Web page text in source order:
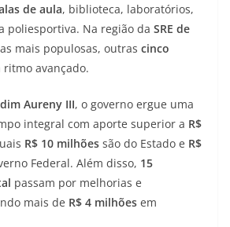
de aula, biblioteca, laboratórios,
poliesportiva. Na região da SRE de
mais populosas, outras cinco
ritmo avançado.
Aureny III, o governo ergue uma
integral com aporte superior a R$
R$ 10 milhões são do Estado e R$
Federal. Além disso, 15
passam por melhorias e
mais de R$ 4 milhões em